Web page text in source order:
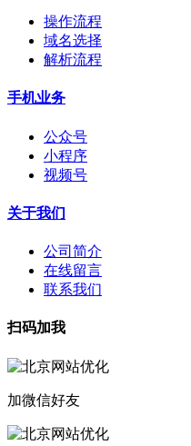
操作流程
域名选择
解析流程
手机业务
公众号
小程序
视频号
关于我们
公司简介
在线留言
联系我们
扫码加我
加微信好友